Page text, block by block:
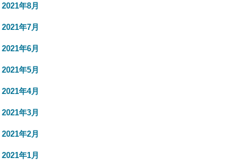
2021年8月
2021年7月
2021年6月
2021年5月
2021年4月
2021年3月
2021年2月
2021年1月